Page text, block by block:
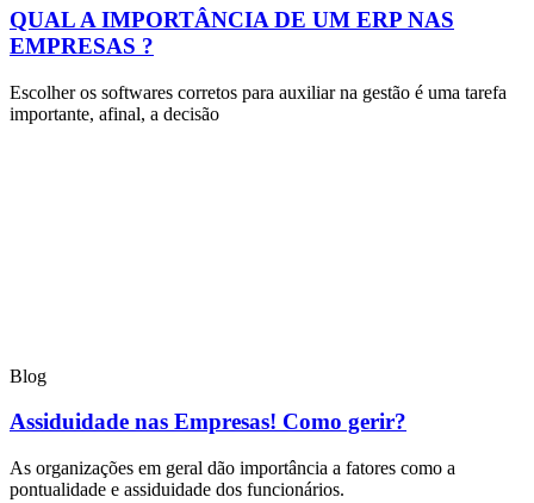
QUAL A IMPORTÂNCIA DE UM ERP NAS
EMPRESAS ?
Escolher os softwares corretos para auxiliar na gestão é uma tarefa
importante, afinal, a decisão
Blog
Assiduidade nas Empresas! Como gerir?
As organizações em geral dão importância a fatores como a
pontualidade e assiduidade dos funcionários.